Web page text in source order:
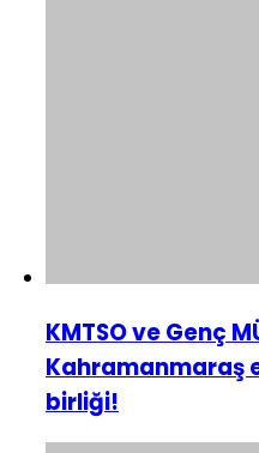
KMTSO ve Genç
Kahramanmaraş
birliği!